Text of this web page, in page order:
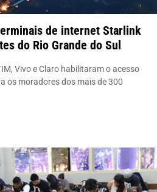
de internet Starlink
do Rio Grande do Sul
Vivo e Claro habilitaram o acesso
os moradores dos mais de 300